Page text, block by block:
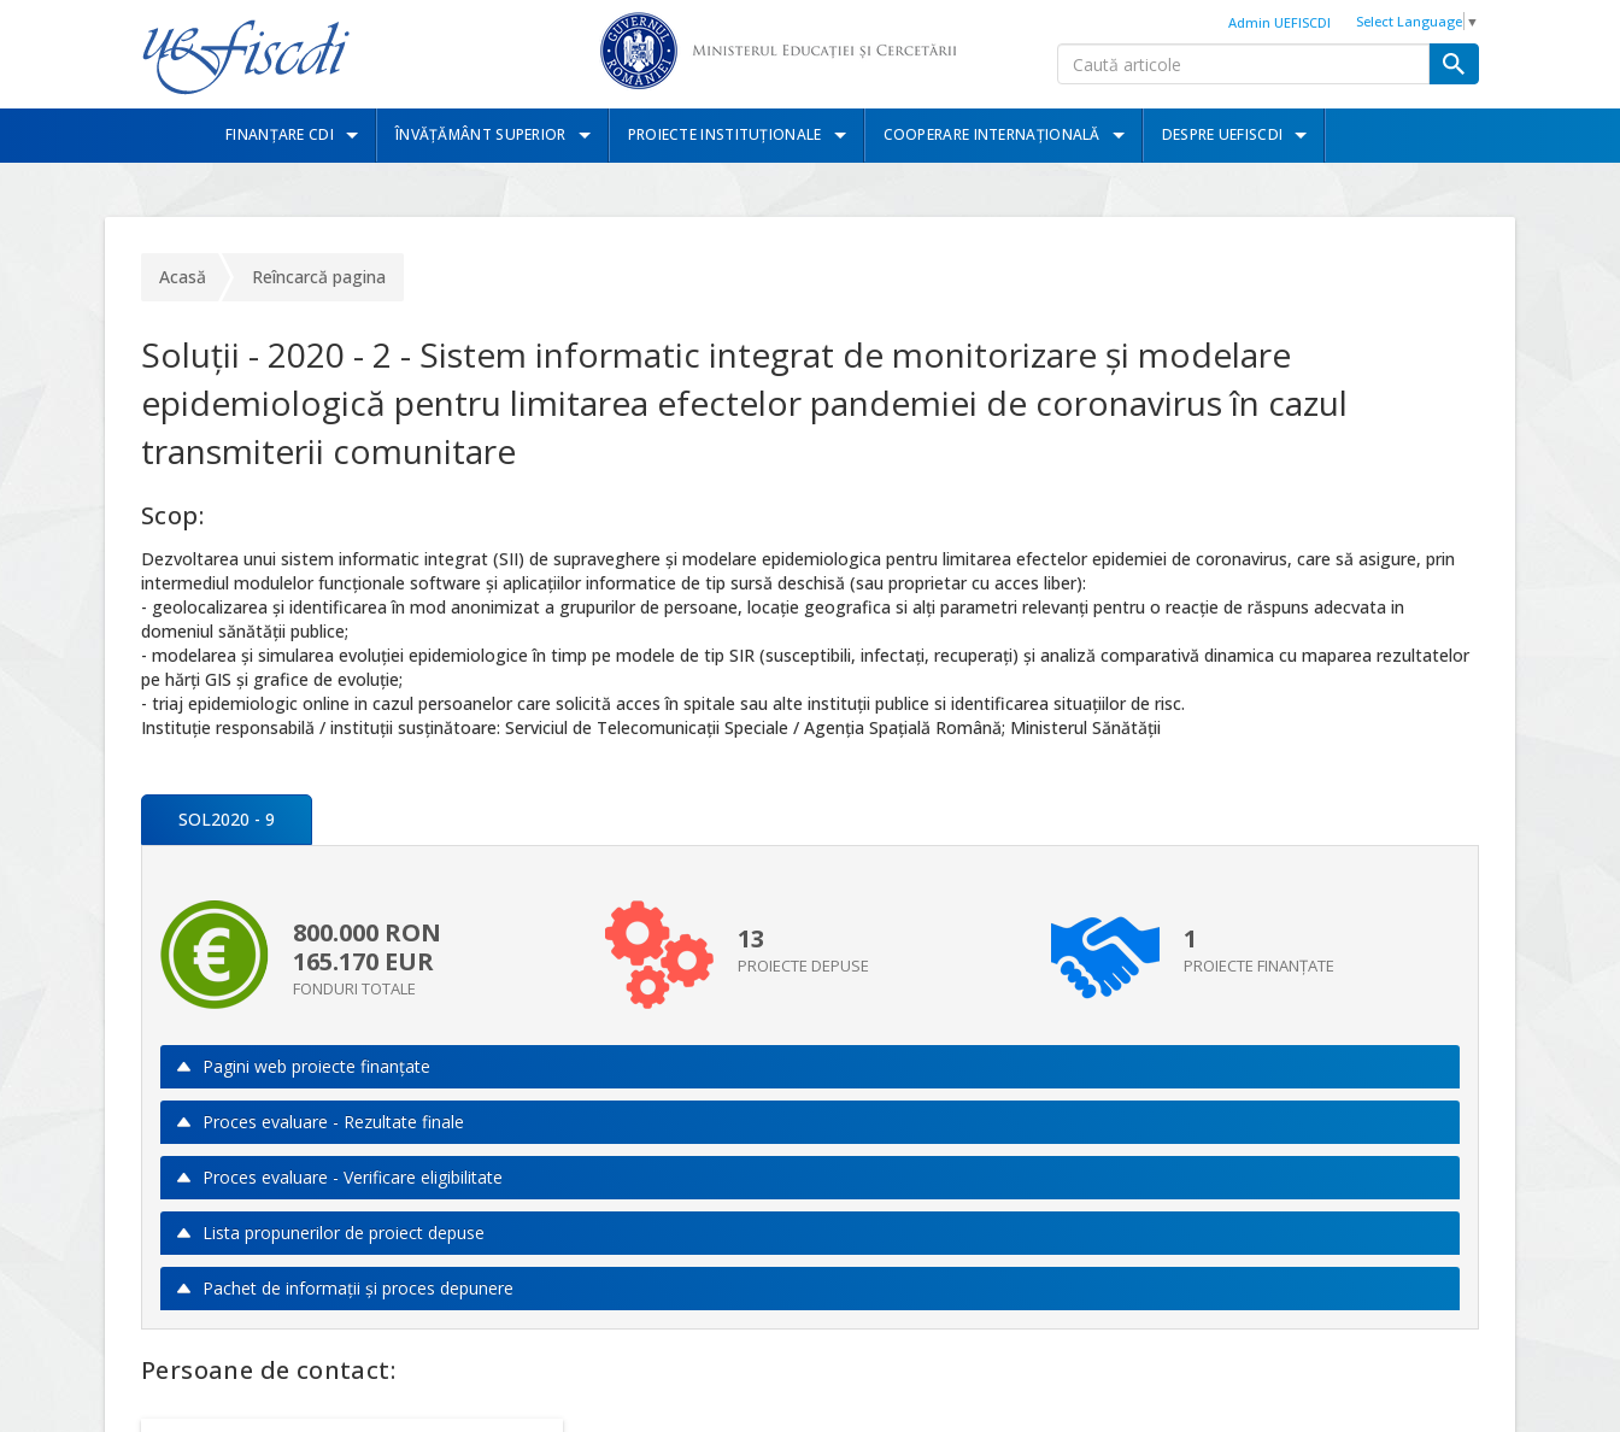
Select Language ▼
Admin UEFISCDI
FINANȚARE CDI ÎNVĂȚĂMÂNT SUPERIOR PROIECTE INSTITUȚIONALE COOPERARE INTERNAȚIONALĂ DESPRE UEFISCDI
Acasă Reîncarcă pagina
Soluții - 2020 - 2 - Sistem informatic integrat de monitorizare şi modelare
epidemiologică pentru limitarea efectelor pandemiei de coronavirus în cazul
transmiterii comunitare
Scop:
Dezvoltarea unui sistem informatic integrat (SII) de supraveghere și modelare epidemiologica pentru limitarea efectelor epidemiei de coronavirus, care să asigure, prin
intermediul modulelor funcționale software și aplicațiilor informatice de tip sursă deschisă (sau proprietar cu acces liber):
- geolocalizarea şi identificarea în mod anonimizat a grupurilor de persoane, locație geografica si alți parametri relevanți pentru o reacție de răspuns adecvata in
domeniul sănătății publice;
- modelarea și simularea evoluției epidemiologice în timp pe modele de tip SIR (susceptibili, infectați, recuperaţi) şi analiză comparativă dinamica cu maparea rezultatelor
pe hărți GIS și grafice de evoluție;
- triaj epidemiologic online in cazul persoanelor care solicită acces în spitale sau alte instituţii publice si identificarea situațiilor de risc.
Instituție responsabilă / instituții susținătoare: Serviciul de Telecomunicații Speciale / Agenția Spațială Română; Ministerul Sănătății
SOL2020 - 9
800.000 RON
165.170 EUR
FONDURI TOTALE
13
PROIECTE DEPUSE
1
PROIECTE FINANŢATE
Pagini web proiecte finanţate
Proces evaluare - Rezultate finale
Proces evaluare - Verificare eligibilitate
Lista propunerilor de proiect depuse
Pachet de informaţii şi proces depunere
Persoane de contact: